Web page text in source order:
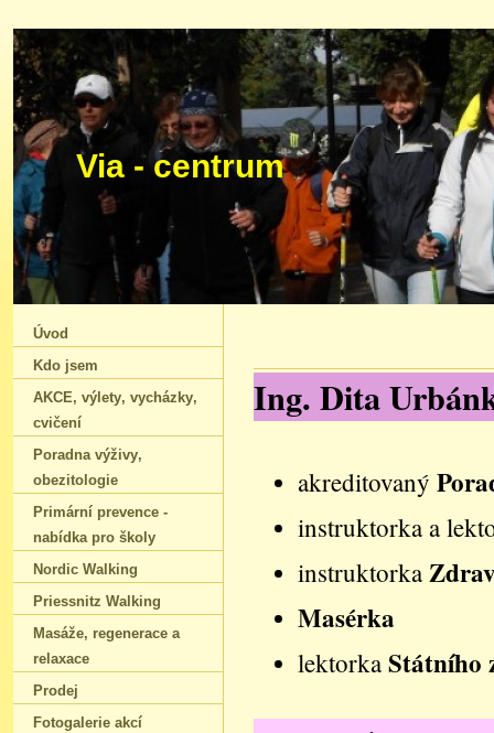
Via - centrum Ing.
Ing. Dita
akreditovaný
instruktorka a
instruktorka
Masérka
lektorkaStátního
Úvod
Kdo jsem
AKCE‚ výlety‚ vycházky‚
cvičení
Poradna výživy‚
obezitologie
Primární prevence -
nabídka pro školy
Nordic Walking
Priessnitz Walking
Masáže‚ regenerace a
relaxace
Prodej
Fotogalerie akcí